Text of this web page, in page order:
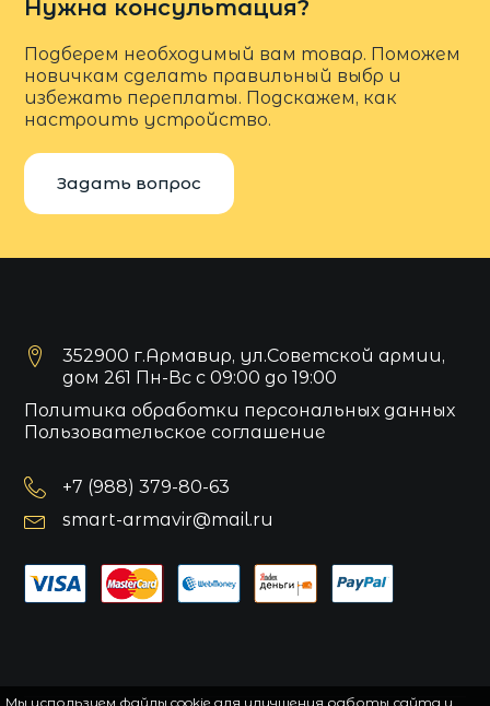
Нужна консультация?
Подберем необходимый вам товар. Поможем
новичкам сделать правильный выбр и
избежать переплаты. Подскажем, как
настроить устройство.
Задать вопрос
352900 г.Армавир, ул.Советской армии,
дом 261 Пн-Вс с 09:00 до 19:00
Политика обработки персональных данных
Пользовательское соглашение
+7 (988) 379-80-63
smart-armavir@mail.ru
Мы используем файлы cookie для улучшения работы сайта и